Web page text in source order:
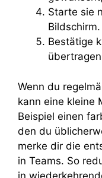
Starte sie
Bildschirm.
Bestätige
Wenn du
kann eine kleine
Beispiel einen
den du
merke dir die
in Teams. So
in